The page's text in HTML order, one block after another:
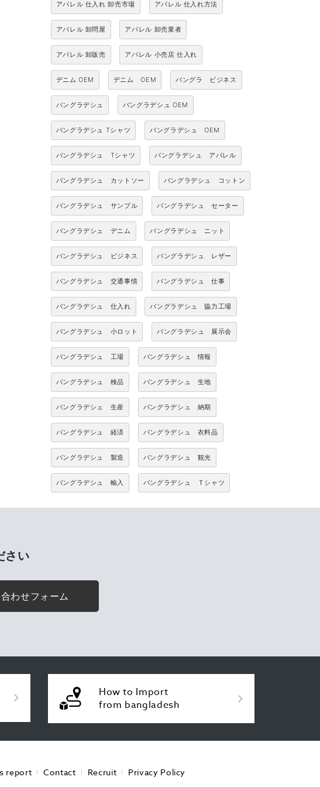
アパレル 仕入れ 卸売市場 アパレル 仕入れ方法
アパレル 卸問屋 アパレル 卸売業者
アパレル 卸販売 アパレル 小売店 仕入れ
デニム OEM デニム OEM バングラ ビジネス
バングラデシュ バングラデシュ OEM
バングラデシュ Tシャツ バングラデシュ OEM
バングラデシュ Tシャツ バングラデシュ アパレル
バングラデシュ カットソー バングラデシュ コットン
バングラデシュ サンプル バングラデシュ セーター
バングラデシュ デニム バングラデシュ ニット
バングラデシュ ビジネス バングラデシュ レザー
バングラデシュ 交通事情 バングラデシュ 仕事
バングラデシュ 仕入れ バングラデシュ 協力工場
バングラデシュ 小ロット バングラデシュ 展示会
バングラデシュ 工場 バングラデシュ 情報
バングラデシュ 検品 バングラデシュ 生地
バングラデシュ 生産 バングラデシュ 納期
バングラデシュ 経済 バングラデシュ 衣料品
バングラデシュ 製造 バングラデシュ 観光
バングラデシュ 輸入 バングラデシュ Ｔシャツ
さい
わせフォーム
How to Import
from bangladesh
report Contact Recruit Privacy Policy